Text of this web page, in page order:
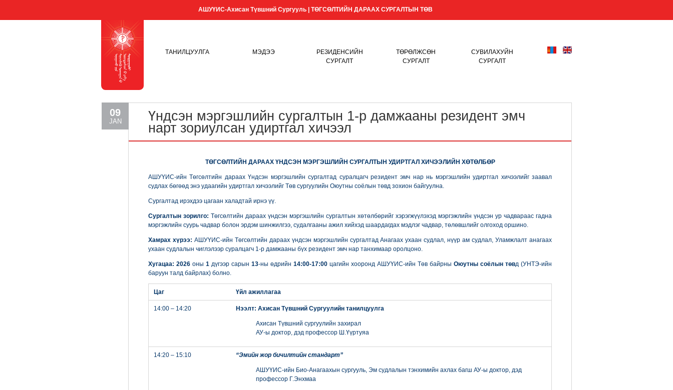
АШУҮИС-Ахисан Түвшний Сургууль | ТӨГСӨЛТИЙН ДАРААХ СУРГАЛТЫН ТӨВ
ТАНИЛЦУУЛГА МЭДЭЭ
РЕЗИДЕНСИЙН
СУРГАЛТ
ТӨРӨЛЖСӨН
СУРГАЛТ
СУВИЛАХУЙН
СУРГАЛТ
09
JAN
Үндсэн мэргэшлийн сургалтын 1-р дамжааны резидент эмч
нарт зориулсан удиртгал хичээл
ТӨГСӨЛТИЙН ДАРААХ ҮНДСЭН МЭРГЭШЛИЙН СУРГАЛТЫН УДИРТГАЛ ХИЧЭЭЛИЙН ХӨТӨЛБӨР
АШУҮИС-ийн Төгсөлтийн дараах Үндсэн мэргэшлийн сургалтад суралцагч резидент эмч нар нь мэргэшлийн удиртгал хичээлийг заавал
судлах бөгөөд энэ удаагийн удиртгал хичээлийг Төв сургуулийн Оюутны соёлын төвд зохион байгуулна.
Сургалтад ирэхдээ цагаан халадтай ирнэ үү.
Сургалтын зорилго: Төгсөлтийн дараах үндсэн мэргэшлийн сургалтын хөтөлбөрийг хэрэгжүүлэхэд мэргэжлийн үндсэн ур чадвараас гадна
мэргэжлийн суурь чадвар болон эрдэм шинжилгээ, судалгааны ажил хийхэд шаардагдах мэдлэг чадвар, төлөвшлийг олгоход оршино.
Хамрах хүрээ: АШУҮИС-ийн Төгсөлтийн дараах үндсэн мэргэшлийн сургалтад Анагаах ухаан судлал, нүүр ам судлал, Уламжлалт анагаах
ухаан судлалын чиглэлээр суралцагч 1-р дамжааны бүх резидент эмч нар танхимаар оролцоно.
Хугацаа: 2026оны 1дүгээр сарын 13-ны өдрийн14:00-17:00 цагийн хооронд АШУҮИС-ийн Төв байрныОюутны соёлын төвд (УНТЭ-ийн
баруун талд байрлах) болно.
Цаг Үйл ажиллагаа
14:00 – 14:20 Нээлт: Ахисан Түвшний Сургуулийн танилцуулга
Ахисан Түвшний сургуулийн захирал
АУ-ы доктор, дэд профессор Ш.Үүртуяа
14:20 – 15:10 “Эмийн жор бичилтийн стандарт”
АШУҮИС-ийн Био-Анагаахын сургууль, Эм судлалын тэнхимийн ахлах багш АУ-ы доктор, дэд
профессор Г.Энхмаа